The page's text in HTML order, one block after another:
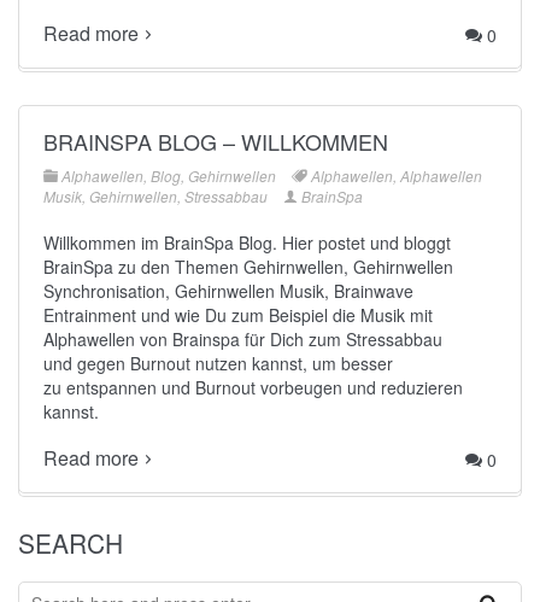
0
Read more
BRAINSPA BLOG – WILLKOMMEN
Alphawellen Blog Gehirnwellen Alphawellen Alphawellen
Musik Gehirnwellen Stressabbau BrainSpa
Willkommen im BrainSpa Blog. Hier postet und bloggt
BrainSpa zu den Themen Gehirnwellen, Gehirnwellen
Synchronisation, Gehirnwellen Musik, Brainwave
Entrainment und wie Du zum Beispiel die Musik mit
Alphawellen von Brainspa für Dich zum Stressabbau
und gegen Burnout nutzen kannst, um besser
zu entspannen und Burnout vorbeugen und reduzieren
kannst.
0
Read more
SEARCH
Search